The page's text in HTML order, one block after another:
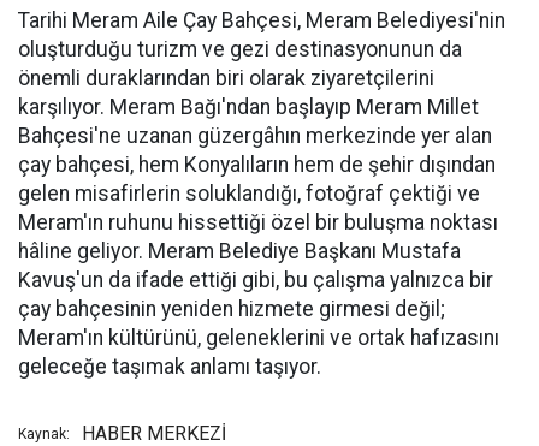
Tarihi Meram Aile Çay Bahçesi, Meram Belediyesi'nin
oluşturduğu turizm ve gezi destinasyonunun da
önemli duraklarından biri olarak ziyaretçilerini
karşılıyor. Meram Bağı'ndan başlayıp Meram Millet
Bahçesi'ne uzanan güzergâhın merkezinde yer alan
çay bahçesi, hem Konyalıların hem de şehir dışından
gelen misafirlerin soluklandığı, fotoğraf çektiği ve
Meram'ın ruhunu hissettiği özel bir buluşma noktası
hâline geliyor. Meram Belediye Başkanı Mustafa
Kavuş'un da ifade ettiği gibi, bu çalışma yalnızca bir
çay bahçesinin yeniden hizmete girmesi değil;
Meram'ın kültürünü, geleneklerini ve ortak hafızasını
geleceğe taşımak anlamı taşıyor.
Kaynak: HABER MERKEZİ